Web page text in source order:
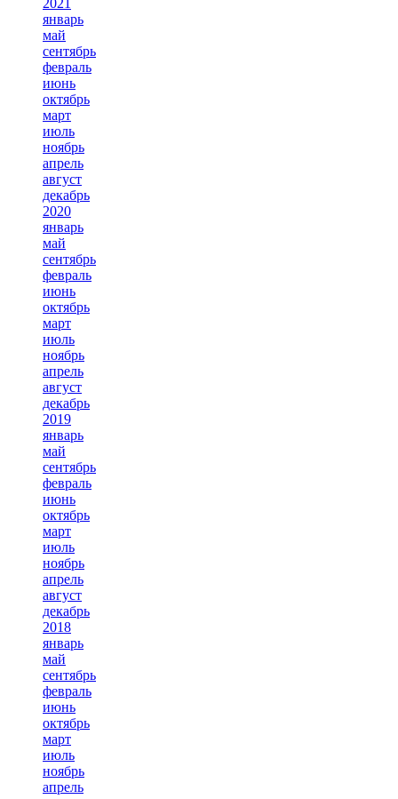
2021
январь
май
сентябрь
февраль
июнь
октябрь
март
июль
ноябрь
апрель
август
декабрь
2020
январь
май
сентябрь
февраль
июнь
октябрь
март
июль
ноябрь
апрель
август
декабрь
2019
январь
май
сентябрь
февраль
июнь
октябрь
март
июль
ноябрь
апрель
август
декабрь
2018
январь
май
сентябрь
февраль
июнь
октябрь
март
июль
ноябрь
апрель